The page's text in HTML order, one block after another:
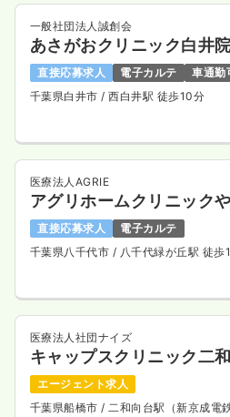
一般社団法人誠創会
あさがおクリニック白井
直接応募求人 電子カルテ
車通勤
千葉県白井市 / 西白井駅 徒歩10分
医療法人AGRIE
アグリホームクリニック
直接応募求人
電子カルテ
千葉県八千代市 / 八千代緑が丘駅 徒歩
医療法人社団ナイズ
キャップスクリニック二
エージェント求人
千葉県船橋市 / 二和向台駅（新京成電